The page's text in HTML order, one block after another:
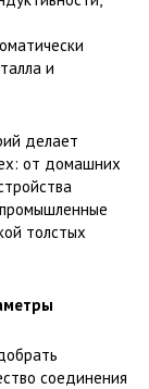
и
делает
от домашних
толстых
соединения